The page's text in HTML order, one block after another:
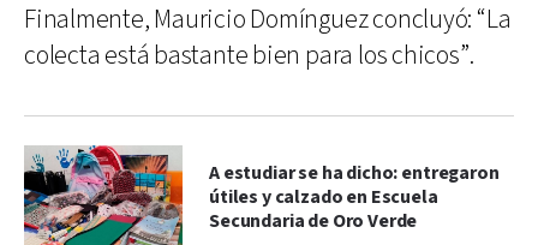
Finalmente, Mauricio Domínguez concluyó: “La
colecta está bastante bien para los chicos”.
A estudiar se ha dicho: entregaron
útiles y calzado en Escuela
Secundaria de Oro Verde